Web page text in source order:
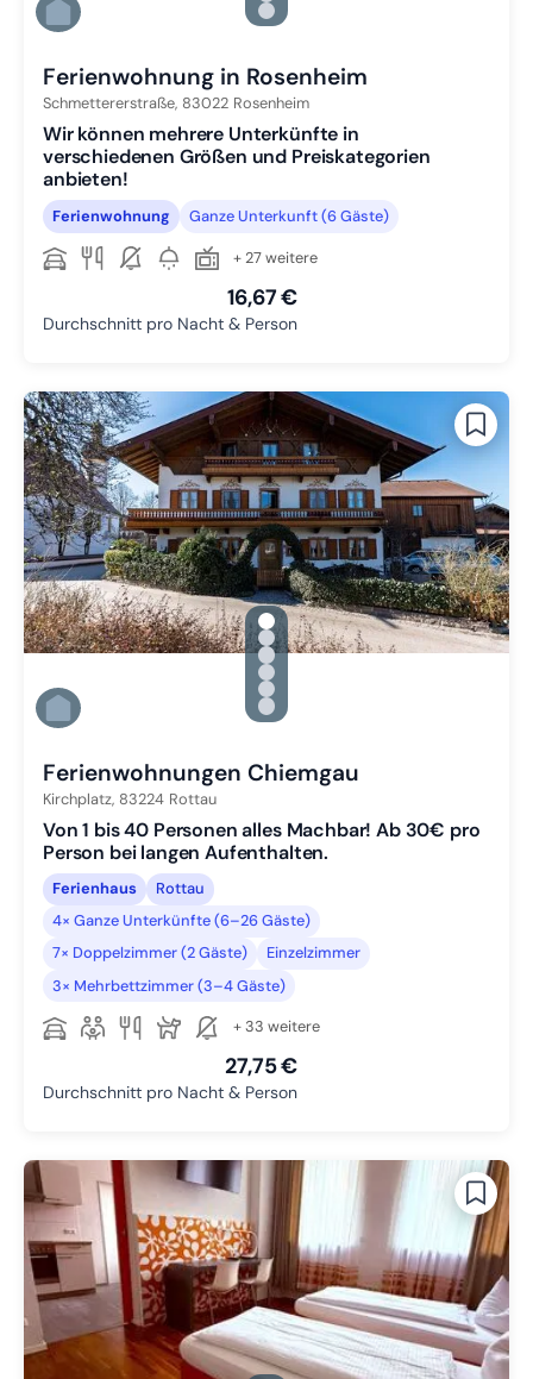
Zu Slide 4 wechseln
Zu Slide 5 wechseln
Ferienwohnung in Rosenheim
Schmettererstraße, 83022 Rosenheim
Wir können mehrere Unterkünfte in
verschiedenen Größen und Preiskategorien
anbieten!
Ferienwohnung Ganze Unterkunft (6 Gäste)
+ 27 weitere
16,67 €
Durchschnitt pro Nacht & Person
gallery.slide_selector
Zu Slide 1 wechseln
Zu Slide 2 wechseln
Zu Slide 3 wechseln
Zu Slide 4 wechseln
Zu Slide 5 wechseln
Zu Slide 6 wechseln
Ferienwohnungen Chiemgau
Kirchplatz, 83224 Rottau
Von 1 bis 40 Personen alles Machbar! Ab 30€ pro
Person bei langen Aufenthalten.
Ferienhaus
Rottau
4× Ganze Unterkünfte (6–26 Gäste)
7× Doppelzimmer (2 Gäste)
Einzelzimmer
3× Mehrbettzimmer (3–4 Gäste)
+ 33 weitere
27,75 €
Durchschnitt pro Nacht & Person